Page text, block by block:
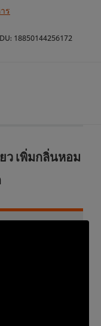
ร
DU: 18850144256172
ว เพิ่มกลิ่นหอม